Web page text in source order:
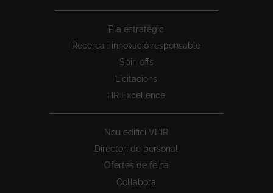
Pla estratègic
Recerca i innovació responsable
Spin offs
Licitacions
HR Excellence
Nou edifici VHIR
Directori de personal
Ofertes de feina
Col·labora